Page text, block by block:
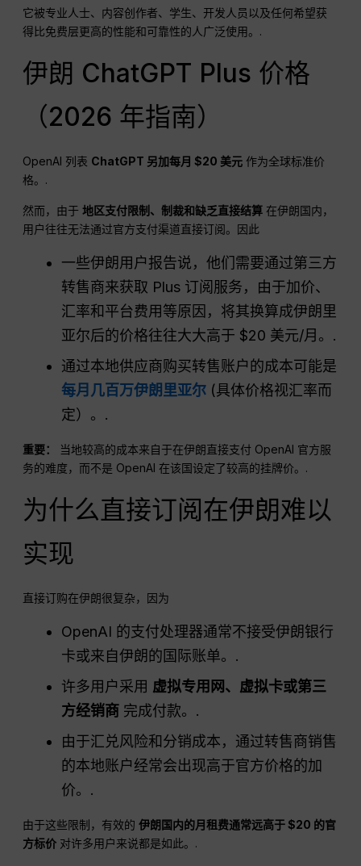
它被专业人士、内容创作者、学生、开发人员以及任何希望获
得比免费层更高的性能和可靠性的人广泛使用。.
伊朗 ChatGPT Plus 价格
（2026 年指南）
OpenAI 列表 ChatGPT 另加每月 $20 美元 作为全球标准价
格。.
然而，由于地区支付限制、制裁和缺乏直接结算 在伊朗国内，
用户往往无法通过官方支付渠道直接订阅。因此
一些伊朗用户报告说，他们需要通过第三方
转售商来获取 Plus 订阅服务，由于加价、
汇率和平台费用等原因，将其换算成伊朗里
亚尔后的价格往往大大高于 $20 美元/月。.
通过本地供应商购买转售账户的成本可能是
每月几百万伊朗里亚尔 (具体价格视汇率而
定）。.
重要：
当地较高的成本来自于在伊朗直接支付 OpenAI 官方服
务的难度，而不是 OpenAI 在该国设定了较高的挂牌价。.
为什么直接订阅在伊朗难以
实现
直接订购在伊朗很复杂，因为
OpenAI 的支付处理器通常不接受伊朗银行
卡或来自伊朗的国际账单。.
许多用户采用 虚拟专用网、虚拟卡或第三
方经销商 完成付款。.
由于汇兑风险和分销成本，通过转售商销售
的本地账户经常会出现高于官方价格的加
价。.
由于这些限制，有效的伊朗国内的月租费通常远高于 $20 的官
方标价 对许多用户来说都是如此。.